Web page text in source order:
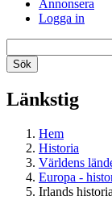
Annonsera
Logga in
Länkstig
Hem
Historia
Världens
Europa -
Irlands historia